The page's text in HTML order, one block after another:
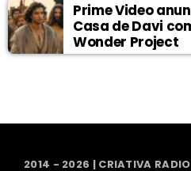
Prime Video
Casa de Davi
Wonder Project
2014 - 2026 | CRIATIVA